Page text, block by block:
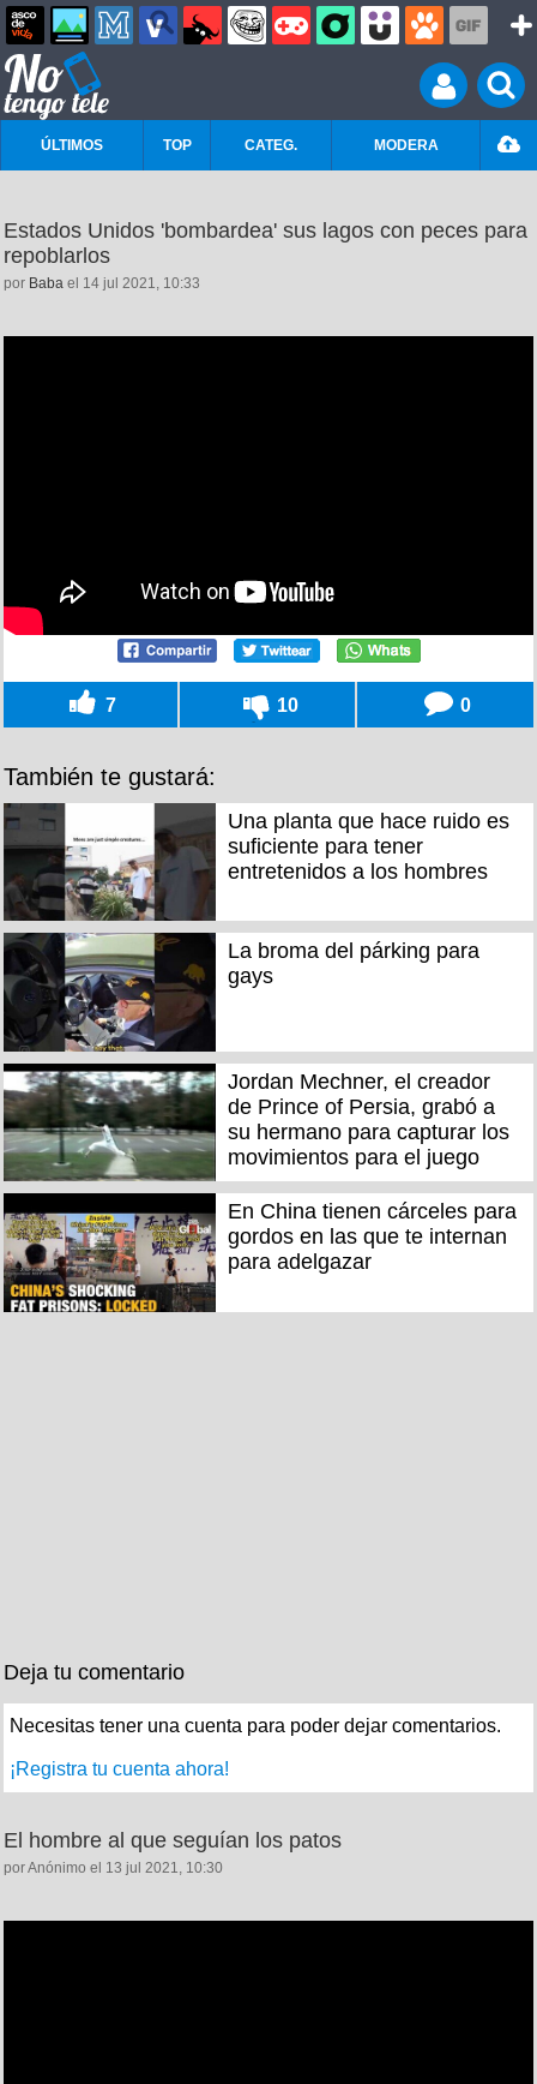
ÚLTIMOS TOP CATEG. MODERA
Estados Unidos 'bombardea' sus lagos con peces para
repoblarlos
por Baba el 14 jul 2021, 10:33
7 10 0
También te gustará:
Una planta que hace ruido es
suficiente para tener
entretenidos a los hombres
La broma del párking para
gays
Jordan Mechner, el creador
de Prince of Persia, grabó a
su hermano para capturar los
movimientos para el juego
En China tienen cárceles para
gordos en las que te internan
para adelgazar
Deja tu comentario
Necesitas tener una cuenta para poder dejar comentarios.
¡Registra tu cuenta ahora!
El hombre al que seguían los patos
por Anónimo el 13 jul 2021, 10:30